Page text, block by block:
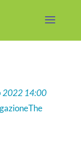
2022 14:00
The